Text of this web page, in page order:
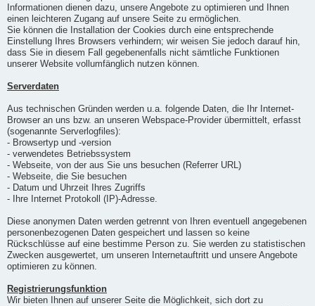
Informationen dienen dazu, unsere Angebote zu optimieren und Ihnen
einen leichteren Zugang auf unsere Seite zu ermöglichen.
Sie können die Installation der Cookies durch eine entsprechende
Einstellung Ihres Browsers verhindern; wir weisen Sie jedoch darauf hin,
dass Sie in diesem Fall gegebenenfalls nicht sämtliche Funktionen
unserer Website vollumfänglich nutzen können.
Serverdaten
Aus technischen Gründen werden u.a. folgende Daten, die Ihr Internet-
Browser an uns bzw. an unseren Webspace-Provider übermittelt, erfasst
(sogenannte Serverlogfiles):
- Browsertyp und -version
- verwendetes Betriebssystem
- Webseite, von der aus Sie uns besuchen (Referrer URL)
- Webseite, die Sie besuchen
- Datum und Uhrzeit Ihres Zugriffs
- Ihre Internet Protokoll (IP)-Adresse.
Diese anonymen Daten werden getrennt von Ihren eventuell angegebenen
personenbezogenen Daten gespeichert und lassen so keine
Rückschlüsse auf eine bestimme Person zu. Sie werden zu statistischen
Zwecken ausgewertet, um unseren Internetauftritt und unsere Angebote
optimieren zu können.
Registrierungsfunktion
Wir bieten Ihnen auf unserer Seite die Möglichkeit, sich dort zu